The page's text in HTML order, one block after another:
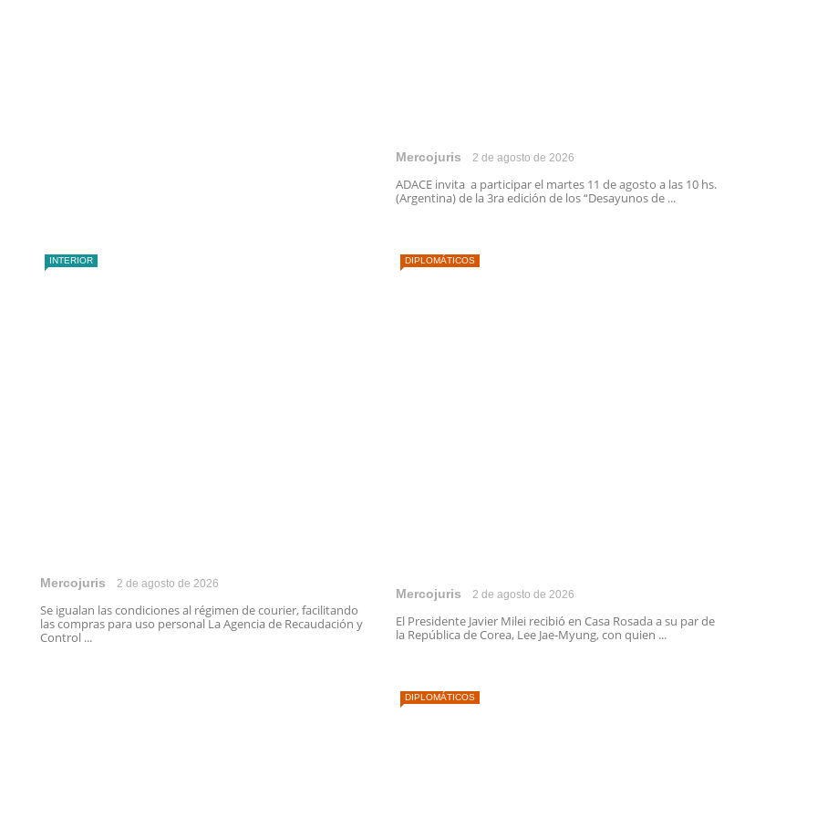
Mercojuris 2 de agosto de 2026
ADACE invita a participar el martes 11 de agosto a las 10 hs.
(Argentina) de la 3ra edición de los “Desayunos de ...
INTERIOR
Mercojuris 2 de agosto de 2026
Se igualan las condiciones al régimen de courier, facilitando
las compras para uso personal La Agencia de Recaudación y
Control ...
DIPLOMÁTICOS
Mercojuris 2 de agosto de 2026
El Presidente Javier Milei recibió en Casa Rosada a su par de
la República de Corea, Lee Jae-Myung, con quien ...
DIPLOMÁTICOS